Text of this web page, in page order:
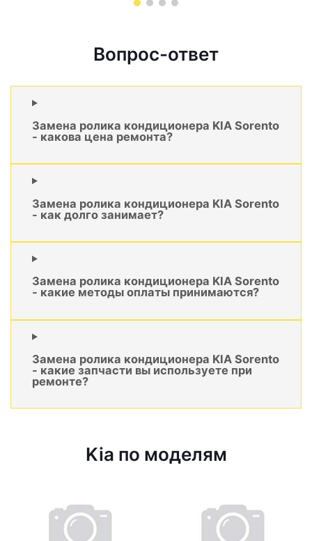
Вопрос-ответ
Замена ролика кондиционера KIA Sorento
- какова цена ремонта?
Замена ролика кондиционера KIA Sorento
- как долго занимает?
Замена ролика кондиционера KIA Sorento
- какие методы оплаты принимаются?
Замена ролика кондиционера KIA Sorento
- какие запчасти вы используете при
ремонте?
Kia по моделям